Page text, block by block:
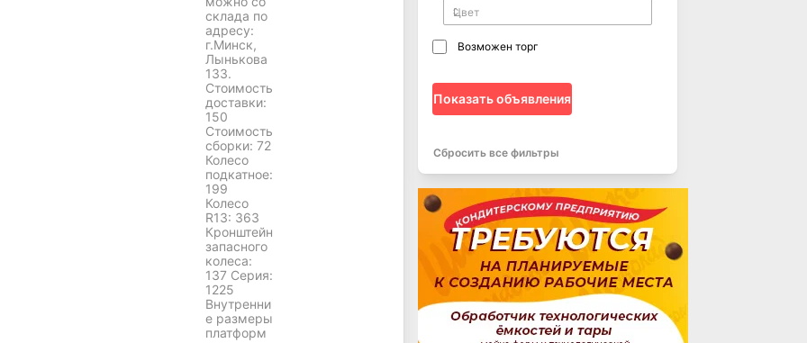
склада по
адресу:
г.Минск,
Лынькова
133.
Стоимость
доставки:
150
Стоимость
сборки: 72
Колесо
подкатное:
199
Колесо
R13: 363
Кронштейн
запасного
колеса:
137 Серия:
1225
Внутренни
е размеры
платформ
Возможен торг
Показать объявления
Сбросить все фильтры